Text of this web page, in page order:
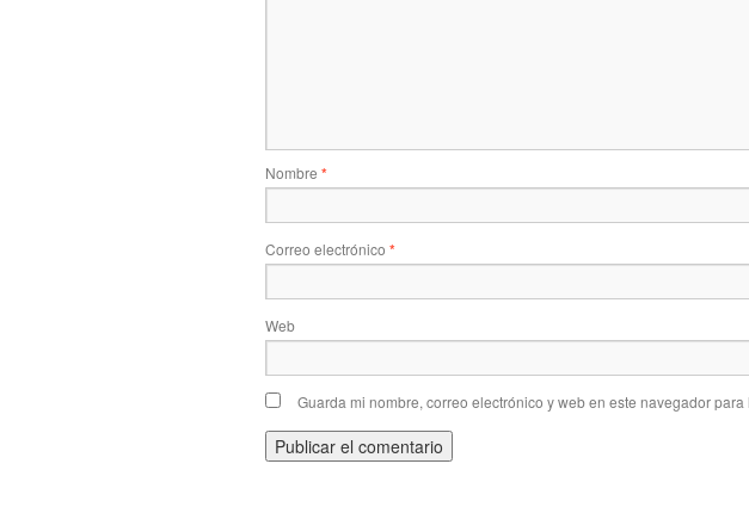
Nombre *
Correo electrónico *
Web
Guarda mi nombre, correo electrónico y web en este navegador